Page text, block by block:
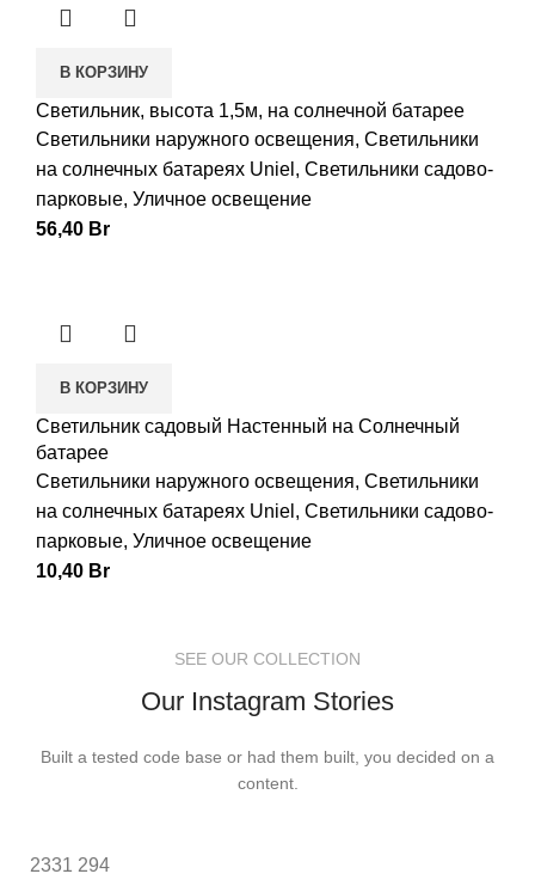
В КОРЗИНУ
Светильник, высота 1,5м, на солнечной батарее
Светильники наружного освещения, Светильники
на солнечных батареях Uniel , Светильники садово-
парковые, Уличное освещение
56,40 Br
В КОРЗИНУ
Светильник садовый Настенный на Солнечный
батарее
Светильники наружного освещения, Светильники
на солнечных батареях Uniel , Светильники садово-
парковые, Уличное освещение
10,40 Br
SEE OUR COLLECTION
Our Instagram Stories
Built a tested code base or had them built, you decided on a
content.
2331 294